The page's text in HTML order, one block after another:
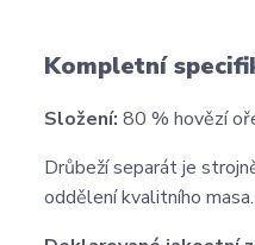
Kompletní
Složení: 80 % hovězí
Drůbeží separát je
oddělení kvalitního masa.